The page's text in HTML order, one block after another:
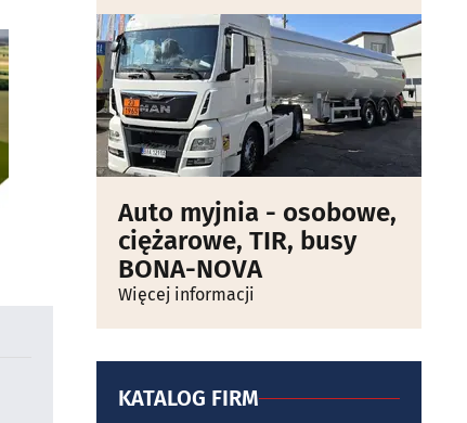
Auto myjnia - osobowe,
ciężarowe, TIR, busy
BONA-NOVA
Więcej informacji
KATALOG FIRM